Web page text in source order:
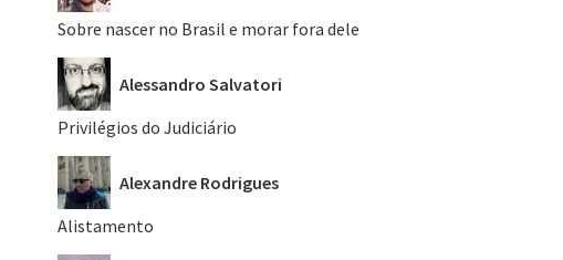
Sobre nascer no Brasil e morar fora dele
Alessandro Salvatori
Privilégios do Judiciário
Alexandre Rodrigues
Alistamento